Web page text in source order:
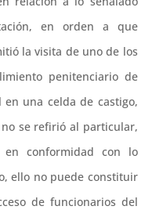
en orden a que
la visita de uno de los
penitenciario de
una celda de castigo,
se refirió al particular,
conformidad con lo
ello no puede constituir
de funcionarios del